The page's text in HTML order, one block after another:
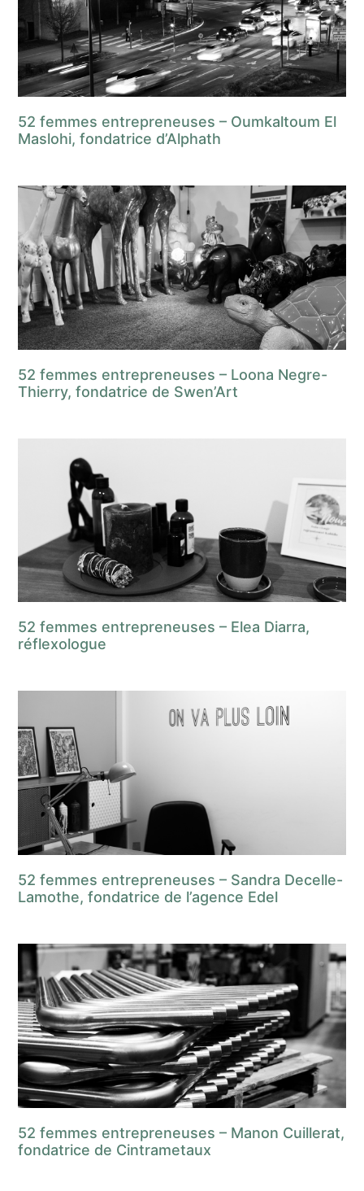
52 femmes entrepreneuses – Oumkaltoum El
Maslohi, fondatrice d’Alphath
52 femmes entrepreneuses – Loona Negre-
Thierry, fondatrice de Swen’Art
52 femmes entrepreneuses – Elea Diarra,
réflexologue
52 femmes entrepreneuses – Sandra Decelle-
Lamothe, fondatrice de l’agence Edel
52 femmes entrepreneuses – Manon Cuillerat,
fondatrice de Cintrametaux